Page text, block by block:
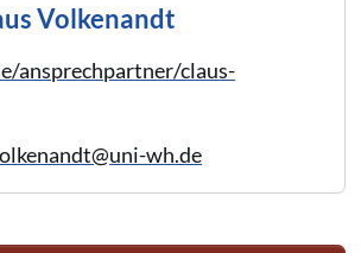
Volkenandt
ansprechpartner/claus-
wh.de